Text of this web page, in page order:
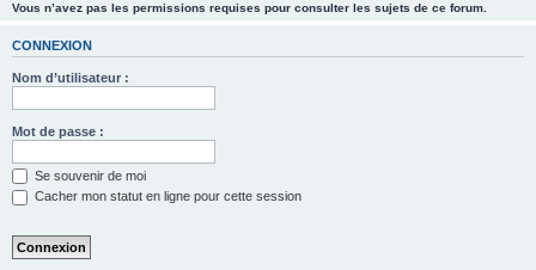
Vous n’avez pas les permissions requises pour consulter les sujets de ce forum.
CONNEXION
Nom d’utilisateur :
Mot de passe :
Se souvenir de moi
Cacher mon statut en ligne pour cette session